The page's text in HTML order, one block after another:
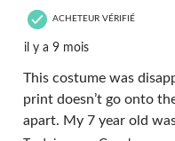
ACHETEUR VÉRIFIÉ
il y a 9 mois
This costume was
print doesn’t go onto
apart. My 7 year old